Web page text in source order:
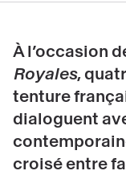
À l’occasion
Royales,
tenture
dialoguent
croisé entre